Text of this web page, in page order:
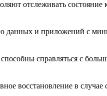
отслеживать
и приложений с
справляться с
восстановление в